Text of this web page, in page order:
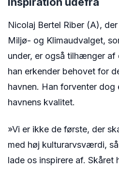
Nicolaj Bertel Riber (A),
Miljø- og Klimaudvalget,
under, er også tilhænger af
han erkender behovet for
havnen. Han forventer
havnens kvalitet.
»Vi er ikke de første, der
med høj kulturarvsværdi,
lade os inspirere af. Skåret